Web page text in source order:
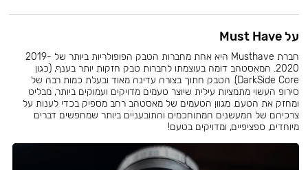
על Must Have
חברת Musthave היא אחת מחברות הטבק הפופולריות ביותר של 2019-
2020. המאסטהב דומה בעוצמתו לחברות טבק חזקות יותר בענף, (כגון
DarkSide Core). הטבק חתוך בצורה עדינה מאוד ובעלת כמות רבה של
סירופ העשוי מתמציות עילית שיוצר טעמים מדויקים ועמוקים ביותר, מבליט
ומחזק את הטעם. מגוון הטעמים של מאסטהב רחב מספיק בכדי לענות על
צרכיהם של המעשנים המתוחכמים והתובעניים ביותר שמחפשים דברים
מיוחדים, ספציפיים, ומדויקים בטעם!